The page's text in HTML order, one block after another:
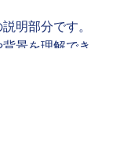
明部分です。
景を理解でき